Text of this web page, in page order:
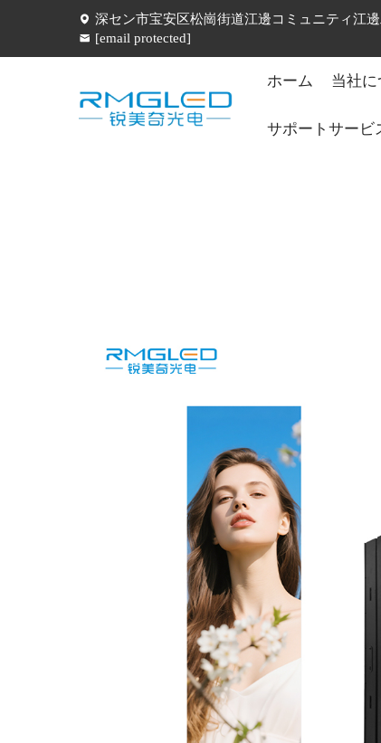
深セン市宝安区松崗街道江邊コミュニティ江
[email protected]
ホーム 当社に
サポートサービ